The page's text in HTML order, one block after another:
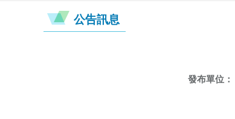
公告訊息
發布單位：